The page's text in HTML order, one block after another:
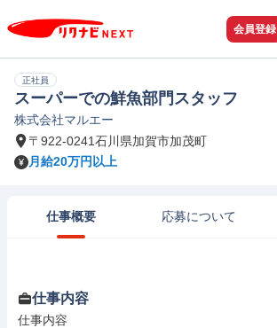
会員登録
正社員
スーパーでの鮮魚部門スタッフ
株式会社マルエー
〒922-0241石川県加賀市加茂町
月給20万円以上
仕事概要 応募について
仕事内容
仕事内容